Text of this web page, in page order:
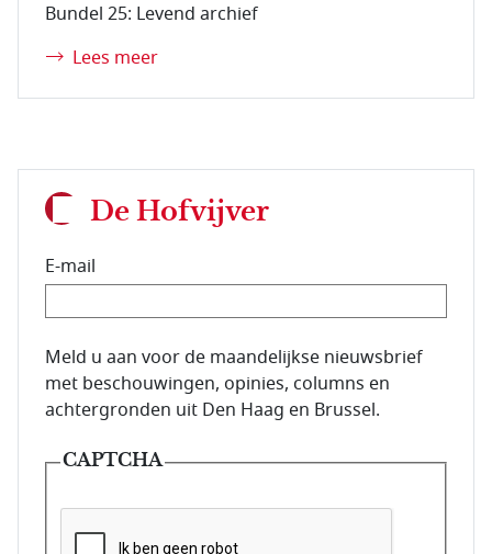
Bundel 25: Levend archief
Lees meer
De Hofvijver
E-mail
E-mailadres van de abonnee.
Meld u aan voor de maandelijkse nieuwsbrief
met beschouwingen, opinies, columns en
achtergronden uit Den Haag en Brussel.
CAPTCHA